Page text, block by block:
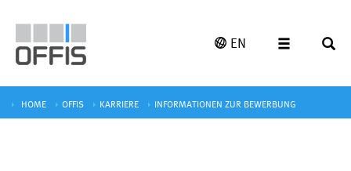
EN
HOME OFFIS KARRIERE INFORMATIONEN ZUR BEWERBUNG